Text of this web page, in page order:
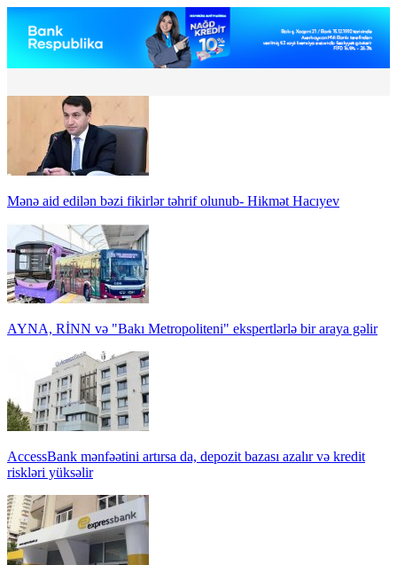
Mənə aid edilən bəzi fikirlər təhrif olunub- Hikmət Hacıyev
AYNA, RİNN və "Bakı Metropoliteni" ekspertlərlə bir araya gəlir
AccessBank mənfəətini artırsa da, depozit bazası azalır və kredit
riskləri yüksəlir